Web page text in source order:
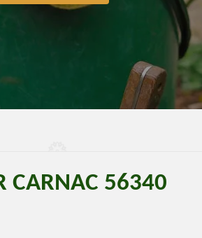
CARNAC 56340